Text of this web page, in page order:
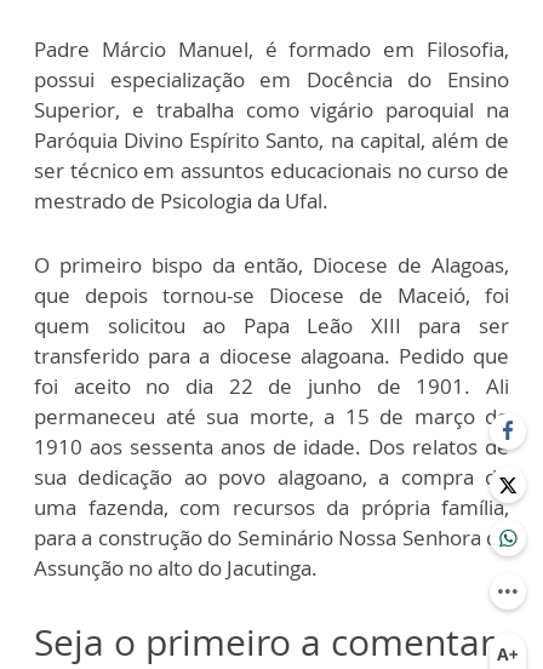
Padre Márcio Manuel, é formado em Filosofia,
possui especialização em Docência do Ensino
Superior, e trabalha como vigário paroquial na
Paróquia Divino Espírito Santo, na capital, além de
ser técnico em assuntos educacionais no curso de
mestrado de Psicologia da Ufal.
O primeiro bispo da então, Diocese de Alagoas,
que depois tornou-se Diocese de Maceió, foi
quem solicitou ao Papa Leão XIII para ser
transferido para a diocese alagoana. Pedido que
foi aceito no dia 22 de junho de 1901. Ali
permaneceu até sua morte, a 15 de março de
1910 aos sessenta anos de idade. Dos relatos de
sua dedicação ao povo alagoano, a compra de
uma fazenda, com recursos da própria família,
para a construção do Seminário Nossa Senhora da
Assunção no alto do Jacutinga.
Seja o primeiro a comentar